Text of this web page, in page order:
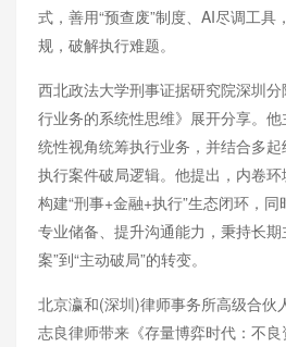
式，善用“预查废”制度、AI尽调工具
规，破解执行难题。
西北政法大学刑事证据研究院深圳
行业务的系统性思维》展开分享。
统性视角统筹执行业务，并结合多
执行案件破局逻辑。他提出，内卷
构建“刑事+金融+执行”生态闭环，
专业储备、提升沟通能力，秉持长
案”到“主动破局”的转变。
北京瀛和(深圳)律师事务所高级合伙
志良律师带来《存量博弈时代：不